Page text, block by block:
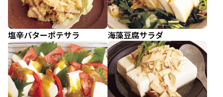
塩辛バターポテサラ 海藻豆腐サラダ